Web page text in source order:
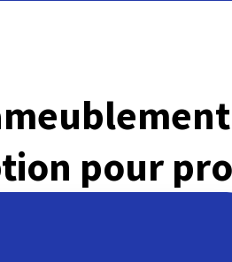
pour